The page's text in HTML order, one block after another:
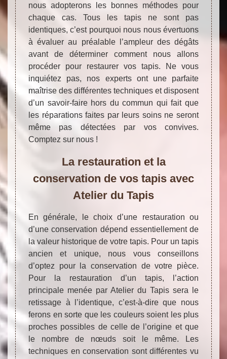
nous adopterons les bonnes méthodes pour
chaque cas. Tous les tapis ne sont pas
identiques, c’est pourquoi nous nous évertuons
à évaluer au préalable l’ampleur des dégâts
avant de déterminer comment nous allons
procéder pour restaurer vos tapis. Ne vous
inquiétez pas, nos experts ont une parfaite
maîtrise des différentes techniques et disposent
d’un savoir-faire hors du commun qui fait que
les réparations faites par leurs soins ne seront
même pas détectées par vos convives.
Comptez sur nous !
La restauration et la
conservation de vos tapis avec
Atelier du Tapis
En générale, le choix d’une restauration ou
d’une conservation dépend essentiellement de
la valeur historique de votre tapis. Pour un tapis
ancien et unique, nous vous conseillons
d’optez pour la conservation de votre pièce.
Pour la restauration d’un tapis, l’action
principale menée par Atelier du Tapis sera le
retissage à l’identique, c’est-à-dire que nous
ferons en sorte que les couleurs soient les plus
proches possibles de celle de l’origine et que
le nombre de nœuds soit le même. Les
techniques en conservation sont différentes vu